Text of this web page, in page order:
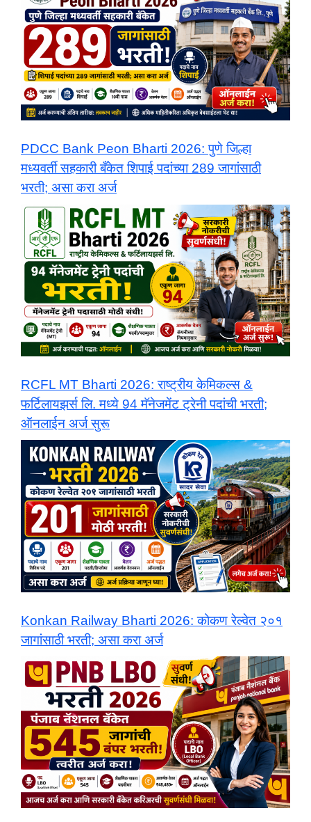
PDCC Bank Peon Bharti 2026: पुणे जिल्हा
मध्यवर्ती सहकारी बँकेत शिपाई पदांच्या 289 जागांसाठी
भरती; असा करा अर्ज
​RCFL MT Bharti 2026: राष्ट्रीय केमिकल्स &
फर्टिलायझर्स लि. मध्ये 94 मॅनेजमेंट ट्रेनी पदांची भरती;
ऑनलाईन अर्ज सुरू
Konkan Railway Bharti 2026: कोकण रेल्वेत २०१
जागांसाठी भरती; असा करा अर्ज